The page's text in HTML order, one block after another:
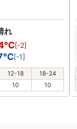
れ
[-2]
[-1]
12-18
18-24
10 10